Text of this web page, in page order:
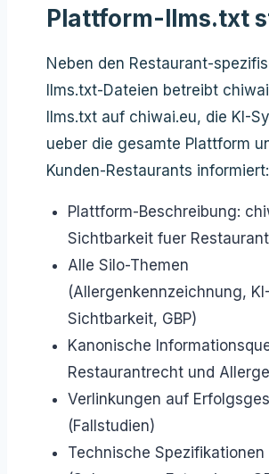
Plattform-llms.txt
Neben den Restaurant-
llms.txt-Dateien betreibt
llms.txt auf chiwai.eu, die KI-
ueber die gesamte Plattform
Kunden-Restaurants informiert:
Plattform-Beschreibung:
Sichtbarkeit fuer
Alle Silo-Themen
(Allergenkennzeichnung, KI-
Sichtbarkeit, GBP)
Kanonische
Restaurantrecht und
Verlinkungen auf
(Fallstudien)
Technische Spezifikationen